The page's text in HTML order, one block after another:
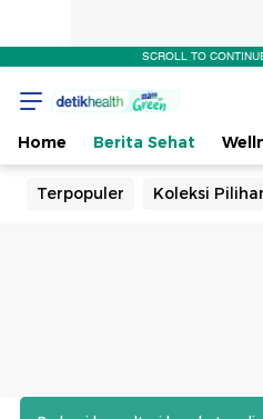
SCROLL TO
Home Berita Sehat
Terpopuler Koleksi